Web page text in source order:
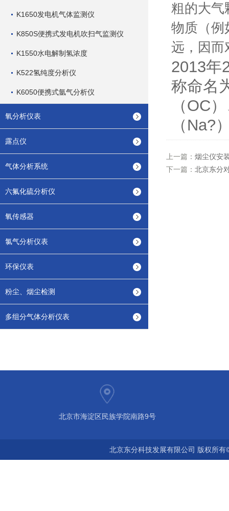
K1650发电机气体监测仪
K850S便携式发电机吹扫气监测仪
K1550水电解制氢浓度
K522氢纯度分析仪
K6050便携式氩气分析仪
氧分析仪表
露点仪
气体分析系统
六氟化硫分析仪
氧传感器
氯气分析仪表
环保仪表
粉尘、烟尘检测
多组分气体分析仪表
粗的大气
物质（例
远，因而
2013年
称命名
（OC
（Na?
上一篇： 烟尘仪安
下一篇： 北京东分
北京市海淀区民族学院南路9号
北京东分科技发展有限公司 版权所